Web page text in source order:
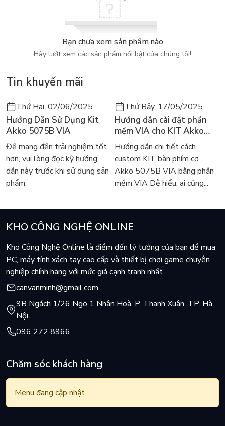
giờ sử dụng sau khi sạc nhanh 1 phút. ?
Bạn chưa xem sản phẩm nào
Hãy lướt xem các sản phẩm nổi bật của chúng tôi!
Tin khuyến mãi
Thứ Hai, 02/06/2025
Hướng Dẫn Sử Dụng Kit
Akko 5075B VIA
Để mang đến trải nghiệm tốt
hơn, vui lòng đọc kỹ hướng
dẫn này trước khi sử dụng sản
phẩm.
Thứ Bảy, 17/05/2025
Hướng dẫn cài đặt phần
mềm VIA cho KIT Akko
5075B VIA
Hướng dẫn chi tiết cách
custom KIT bàn phím cơ
Akko 5075B VIA bằng phần
mềm VIA Dễ hiểu, ai cũng...
KHO CÔNG NGHỆ ONLINE
Kho Công Nghệ Online là điểm đến lý tưởng của bạn để mua
PC, máy tính xách tay cao cấp và thiết bị chơi game chuyên
nghiệp chính hãng với mức giá cạnh tranh nhất.
canvanminh@gmail.com
9B Ngách 1/26 Ngõ 1 Nhân Hoà, P. Thanh Xuân, TP. Hà
Nội
096 272 8966
Chăm sóc khách hàng
Menu đang cập nhật.